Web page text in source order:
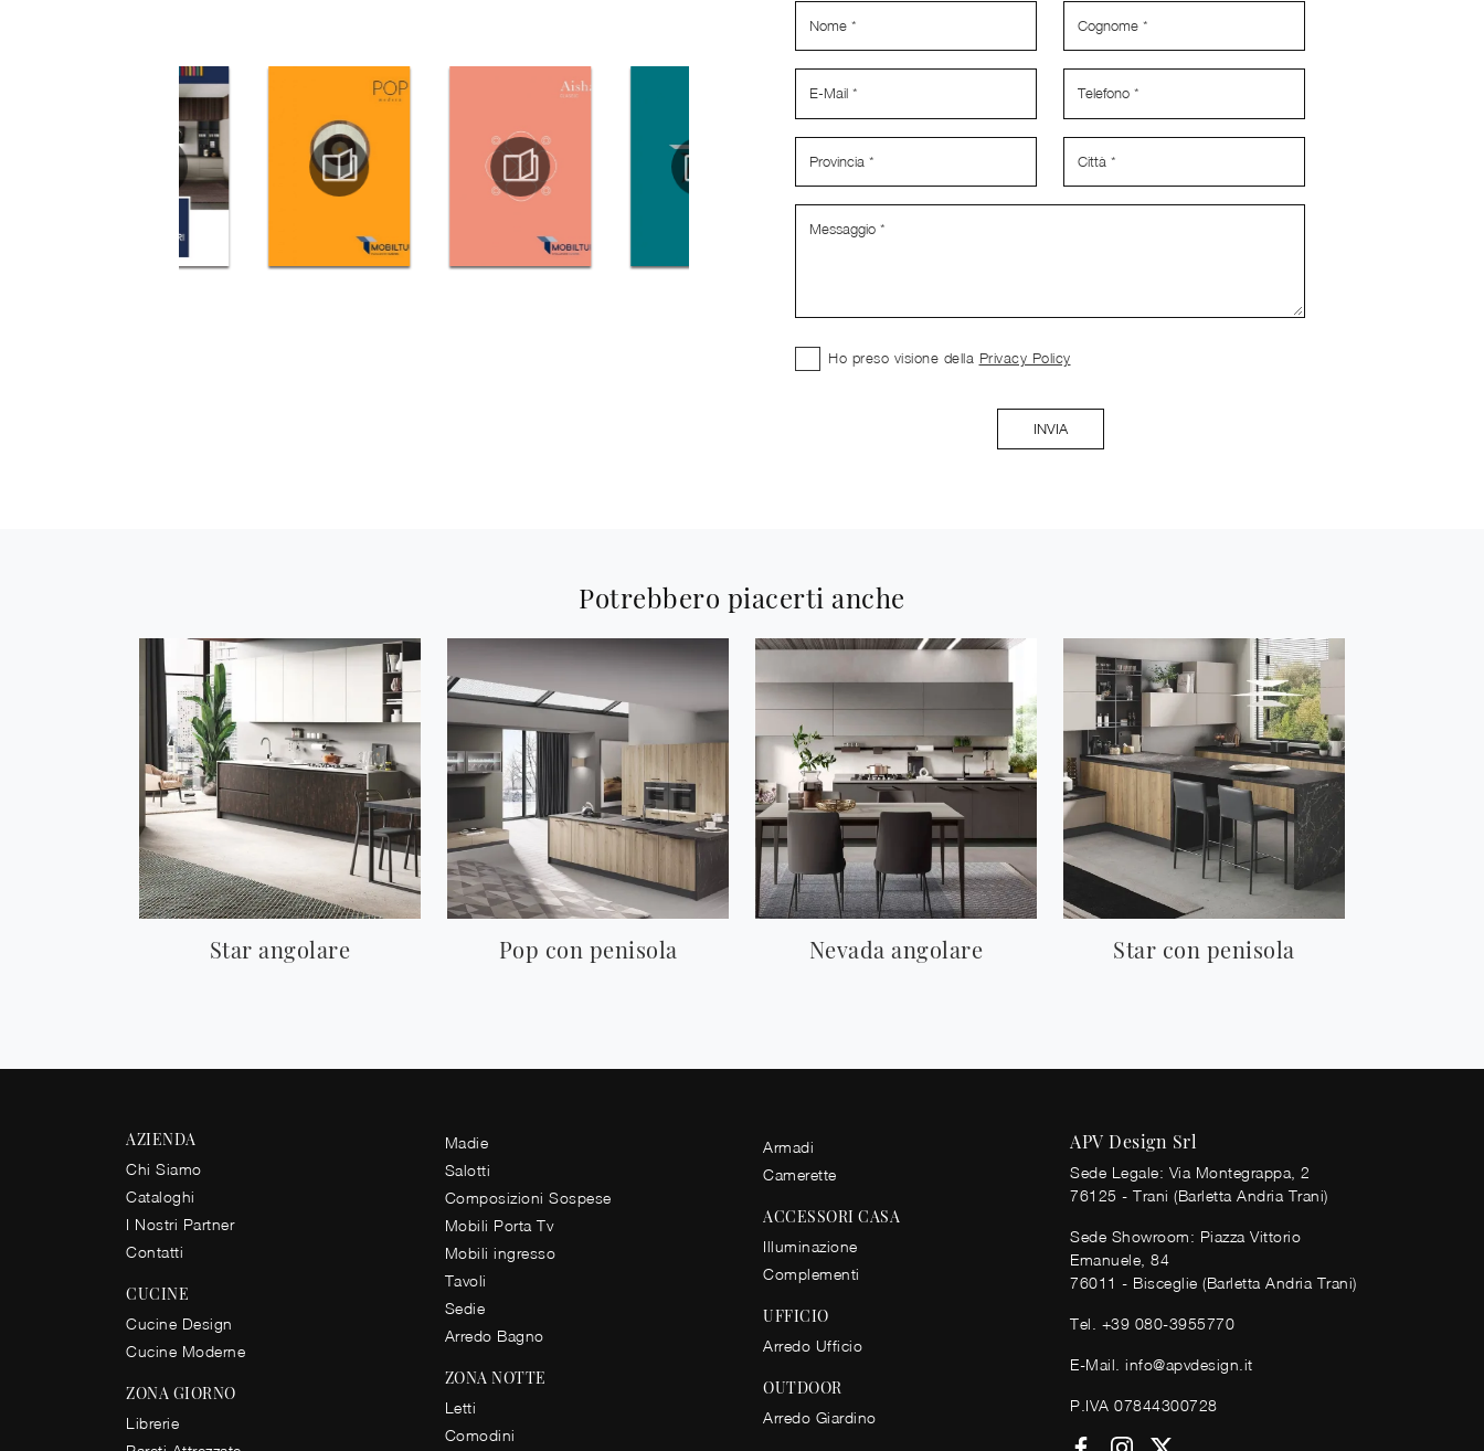
Ho preso visione della Privacy Policy
INVIA
Potrebbero piacerti anche
Star angolare Pop con penisola Nevada angolare Star con penisola
AZIENDA
Chi Siamo
Cataloghi
I Nostri Partner
Contatti
CUCINE
Cucine Design
Cucine Moderne
ZONA GIORNO
Librerie
Madie
Salotti
Composizioni Sospese
Mobili Porta Tv
Mobili ingresso
Tavoli
Sedie
Arredo Bagno
ZONA NOTTE
Letti
Comodini
Armadi
Camerette
ACCESSORI CASA
Illuminazione
Complementi
UFFICIO
Arredo Ufficio
OUTDOOR
Arredo Giardino
APV Design Srl
Sede Legale: Via Montegrappa, 2
76125 - Trani (Barletta Andria Trani)
Sede Showroom: Piazza Vittorio
Emanuele, 84
76011 - Bisceglie (Barletta Andria Trani)
Tel. +39 080-3955770
E-Mail. info@apvdesign.it
P.IVA 07844300728